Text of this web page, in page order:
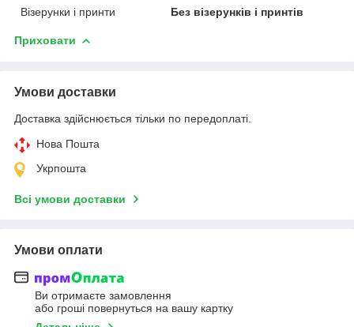
Візерунки і принти
Без візерунків і принтів
Приховати
Умови доставки
Доставка здійснюється тільки по передоплаті.
Нова Пошта
Укрпошта
Всі умови доставки
Умови оплати
Ви отримаєте замовлення
або гроші повернуться на вашу картку